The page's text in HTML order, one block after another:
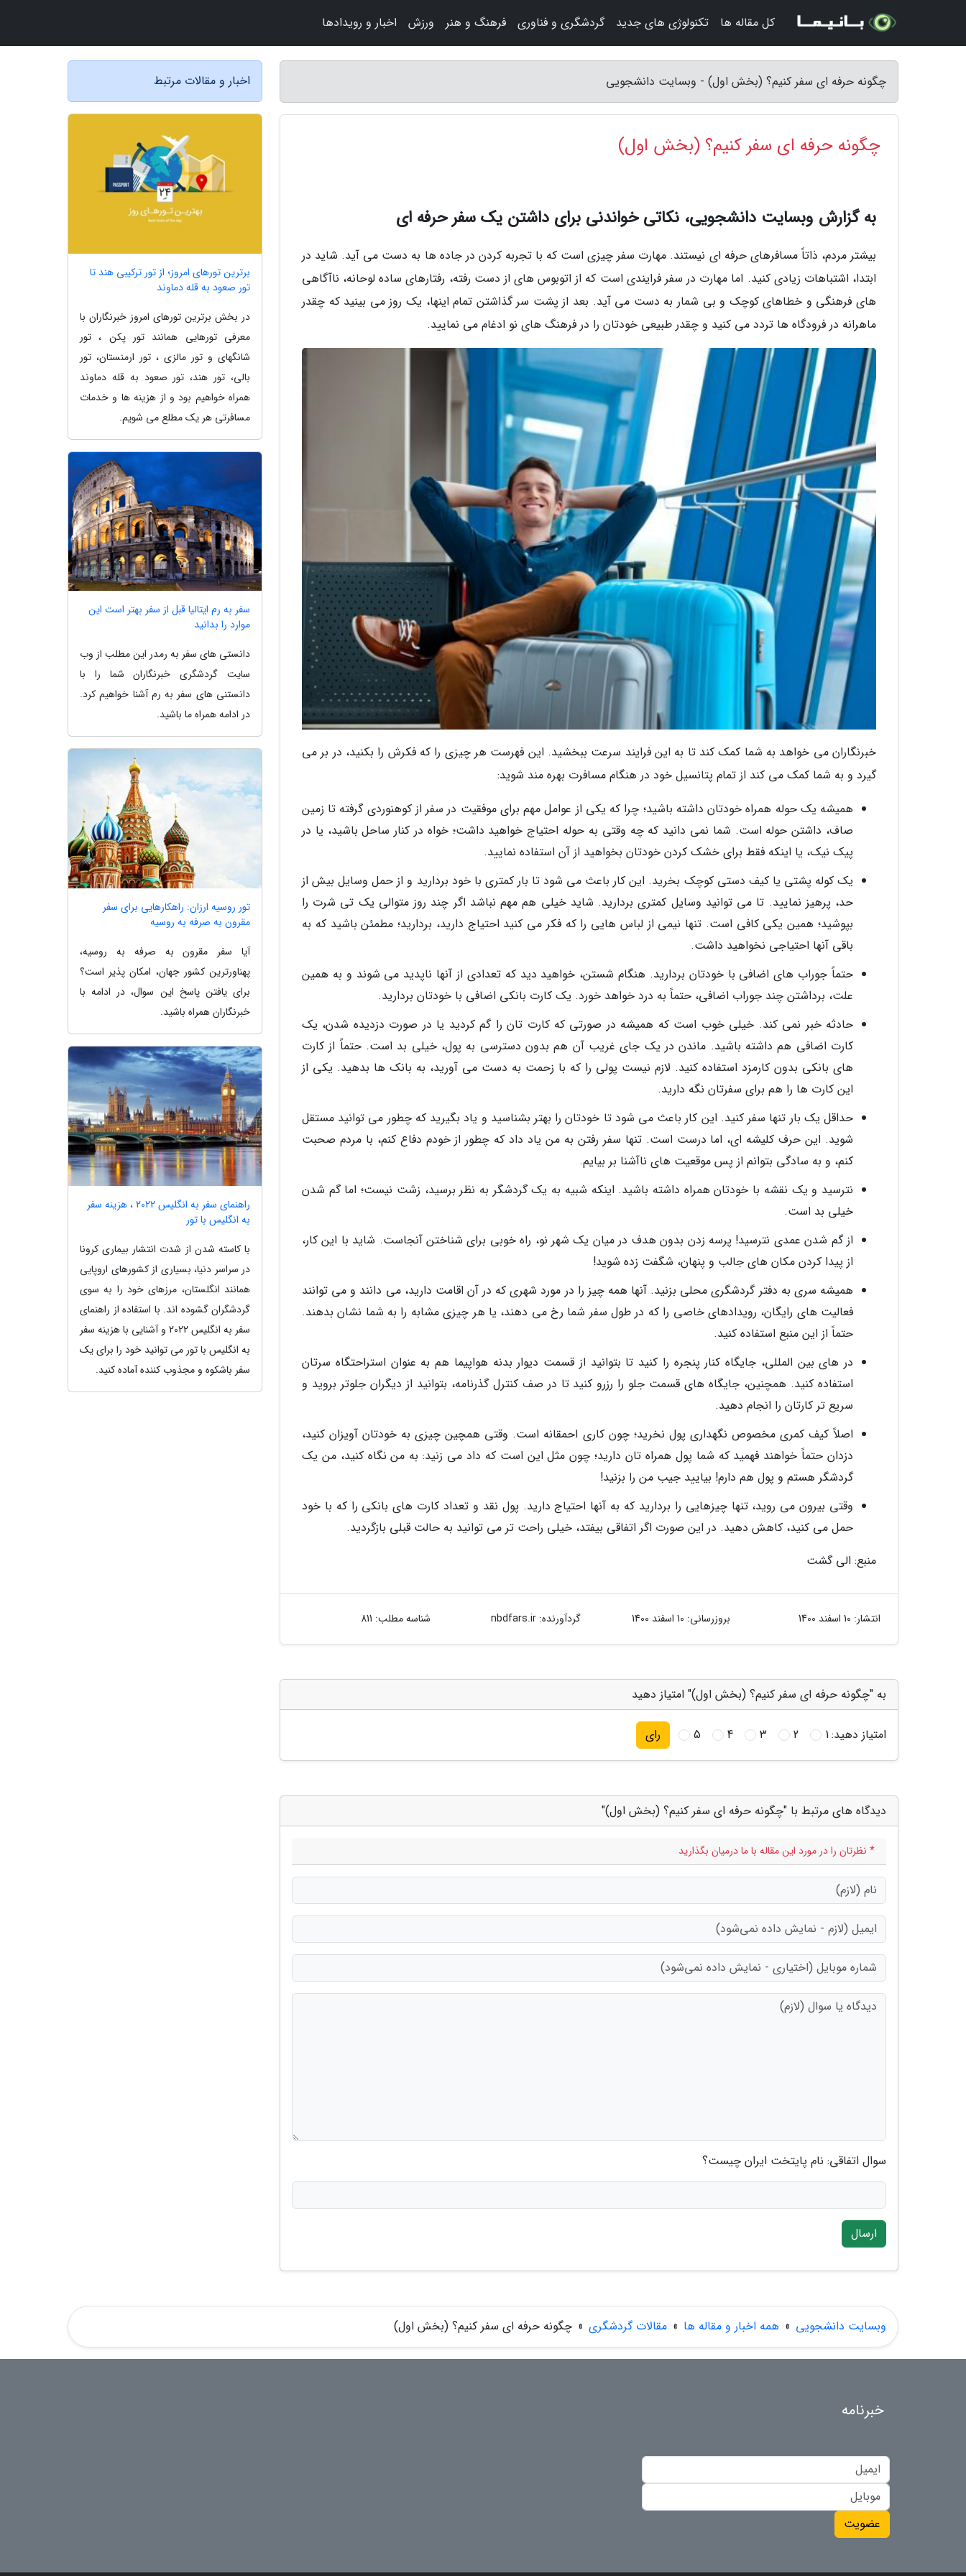
چگونه حرفه ای سفر کنیم؟ (بخش اول) - وبسایت دانشجویی
چگونه حرفه ای سفر کنیم؟ (بخش اول)
به گزارش وبسایت دانشجویی، نکاتی خواندنی برای داشتن یک سفر حرفه ای
بیشتر مردم، ذاتاً مسافرهای حرفه ای نیستند. مهارت سفر چیزی است که با تجربه کردن در جاده ها به دست می آید. شاید در
ابتدا، اشتباهات زیادی کنید. اما مهارت در سفر فرایندی است که از اتوبوس های از دست رفته، رفتارهای ساده لوحانه، ناآگاهی
های فرهنگی و خطاهای کوچک و بی شمار به دست می آید. بعد از پشت سر گذاشتن تمام اینها، یک روز می بینید که چقدر
ماهرانه در فرودگاه ها تردد می کنید و چقدر طبیعی خودتان را در فرهنگ های نو ادغام می نمایید.
خبرنگاران می خواهد به شما کمک کند تا به این فرایند سرعت ببخشید. این فهرست هر چیزی را که فکرش را بکنید، در بر می
گیرد و به شما کمک می کند از تمام پتانسیل خود در هنگام مسافرت بهره مند شوید:
همیشه یک حوله همراه خودتان داشته باشید؛ چرا که یکی از عوامل مهم برای موفقیت در سفر از کوهنوردی گرفته تا زمین
صاف، داشتن حوله است. شما نمی دانید که چه وقتی به حوله احتیاج خواهید داشت؛ خواه در کنار ساحل باشید، یا در
پیک نیک، یا اینکه فقط برای خشک کردن خودتان بخواهید از آن استفاده نمایید.
یک کوله پشتی یا کیف دستی کوچک بخرید. این کار باعث می شود تا بار کمتری با خود بردارید و از حمل وسایل بیش از
حد، پرهیز نمایید. تا می توانید وسایل کمتری بردارید. شاید خیلی هم مهم نباشد اگر چند روز متوالی یک تی شرت را
بپوشید؛ همین یکی کافی است. تنها نیمی از لباس هایی را که فکر می کنید احتیاج دارید، بردارید؛ مطمئن باشید که به
باقی آنها احتیاجی نخواهید داشت.
حتماً جوراب های اضافی با خودتان بردارید. هنگام شستن، خواهید دید که تعدادی از آنها ناپدید می شوند و به همین
علت، برداشتن چند جوراب اضافی، حتماً به درد خواهد خورد. یک کارت بانکی اضافی با خودتان بردارید.
حادثه خبر نمی کند. خیلی خوب است که همیشه در صورتی که کارت تان را گم کردید یا در صورت دزدیده شدن، یک
کارت اضافی هم داشته باشید. ماندن در یک جای غریب آن هم بدون دسترسی به پول، خیلی بد است. حتماً از کارت
های بانکی بدون کارمزد استفاده کنید. لازم نیست پولی را که با زحمت به دست می آورید، به بانک ها بدهید. یکی از
این کارت ها را هم برای سفرتان نگه دارید.
حداقل یک بار تنها سفر کنید. این کار باعث می شود تا خودتان را بهتر بشناسید و یاد بگیرید که چطور می توانید مستقل
شوید. این حرف کلیشه ای، اما درست است. تنها سفر رفتن به من یاد داد که چطور از خودم دفاع کنم، با مردم صحبت
کنم، و به سادگی بتوانم از پس موقعیت های ناآشنا بر بیایم.
نترسید و یک نقشه با خودتان همراه داشته باشید. اینکه شبیه به یک گردشگر به نظر برسید، زشت نیست؛ اما گم شدن
خیلی بد است.
از گم شدن عمدی نترسید! پرسه زدن بدون هدف در میان یک شهر نو، راه خوبی برای شناختن آنجاست. شاید با این کار،
از پیدا کردن مکان های جالب و پنهان، شگفت زده شوید!
همیشه سری به دفتر گردشگری محلی بزنید. آنها همه چیز را در مورد شهری که در آن اقامت دارید، می دانند و می توانند
فعالیت های رایگان، رویدادهای خاصی را که در طول سفر شما رخ می دهند، یا هر چیزی مشابه را به شما نشان بدهند.
حتماً از این منبع استفاده کنید.
در های بین المللی، جایگاه کنار پنجره را کنید تا بتوانید از قسمت دیوار بدنه هواپیما هم به عنوان استراحتگاه سرتان
استفاده کنید. همچنین، جایگاه های قسمت جلو را رزرو کنید تا در صف کنترل گذرنامه، بتوانید از دیگران جلوتر بروید و
سریع تر کارتان را انجام دهید.
اصلاً کیف کمری مخصوص نگهداری پول نخرید؛ چون کاری احمقانه است. وقتی همچین چیزی به خودتان آویزان کنید،
دزدان حتماً خواهند فهمید که شما پول همراه تان دارید؛ چون مثل این است که داد می زنید: به من نگاه کنید، من یک
گردشگر هستم و پول هم دارم! بیایید جیب من را بزنید!
وقتی بیرون می روید، تنها چیزهایی را بردارید که به آنها احتیاج دارید. پول نقد و تعداد کارت های بانکی را که با خود
حمل می کنید، کاهش دهید. در این صورت اگر اتفاقی بیفتد، خیلی راحت تر می توانید به حالت قبلی بازگردید.
منبع: الی گشت
انتشار: 10 اسفند 1400 بروزرسانی: 10 اسفند 1400 گردآورنده:nbdfars.ir شناسه مطلب: 811
به "چگونه حرفه ای سفر کنیم؟ (بخش اول)" امتیاز دهید
امتیاز دهید:1
2
3
4
5 رای
دیدگاه های مرتبط با "چگونه حرفه ای سفر کنیم؟ (بخش اول)"
* نظرتان را در مورد این مقاله با ما درمیان بگذارید
سوال اتفاقی: نام پایتخت ایران چیست؟
ارسال
اخبار و مقالات مرتبط
برترین تورهای امروز؛ از تور ترکیبی هند تا
تور صعود به قله دماوند
در بخش برترین تورهای امروز خبرنگاران با
معرفی تورهایی همانند تور پکن ، تور
شانگهای و تور مالزی ، تور ارمنستان، تور
بالی، تور هند، تور صعود به قله دماوند
همراه خواهیم بود و از هزینه ها و خدمات
مسافرتی هر یک مطلع می شویم.
سفر به رم ایتالیا قبل از سفر بهتر است این
موارد را بدانید
دانستی های سفر به رمدر این مطلب از وب
سایت گردشگری خبرنگاران شما را با
دانستنی های سفر به رم آشنا خواهیم کرد.
در ادامه همراه ما باشید.
تور روسیه ارزان: راهکارهایی برای سفر
مقرون به صرفه به روسیه
آیا سفر مقرون به صرفه به روسیه،
پهناورترین کشور جهان، امکان پذیر است؟
برای یافتن پاسخ این سوال، در ادامه با
خبرنگاران همراه باشید.
راهنمای سفر به انگلیس 2022 ، هزینه سفر
به انگلیس با تور
با کاسته شدن از شدت انتشار بیماری کرونا
در سراسر دنیا، بسیاری از کشورهای اروپایی
همانند انگلستان، مرزهای خود را به سوی
گردشگران گشوده اند. با استفاده از راهنمای
سفر به انگلیس 2022 و آشنایی با هزینه سفر
به انگلیس با تور می توانید خود را برای یک
سفر باشکوه و مجذوب کننده آماده کنید.
وبسایت دانشجویی » همه اخبار و مقاله ها » مقالات گردشگری » چگونه حرفه ای سفر کنیم؟ (بخش اول)
کل مقاله ها تکنولوژی های جدید گردشگری و فناوری فرهنگ و هنر ورزش اخبار و رویدادها
خبرنامه
عضویت